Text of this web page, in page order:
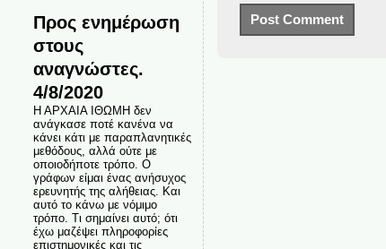
Προς ενημέρωση
στους
αναγνώστες.
4/8/2020
Η ΑΡΧΑΙΑ ΙΘΩΜΗ δεν
ανάγκασε ποτέ κανένα να
κάνει κάτι με παραπλανητικές
μεθόδους, αλλά ούτε με
οποιοδήποτε τρόπο. Ο
γράφων είμαι ένας ανήσυχος
ερευνητής της αλήθειας. Και
αυτό το κάνω με νόμιμο
τρόπο. Τι σημαίνει αυτό; ότι
έχω μαζέψει πληροφορίες
επιστημονικές και τις